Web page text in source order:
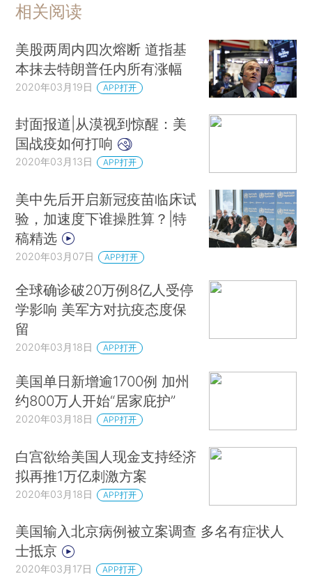
相关阅读
美股两周内四次熔断 道指基
本抹去特朗普任内所有涨幅
2020年03月19日 APP打开
封面报道|从漠视到惊醒：美
国战疫如何打响
2020年03月13日 APP打开
美中先后开启新冠疫苗临床试
验，加速度下谁操胜算？|特
稿精选
2020年03月07日 APP打开
全球确诊破20万例8亿人受停
学影响 美军方对抗疫态度保
留
2020年03月18日 APP打开
美国单日新增逾1700例 加州
约800万人开始“居家庇护”
2020年03月18日 APP打开
白宫欲给美国人现金支持经济
拟再推1万亿刺激方案
2020年03月18日 APP打开
美国输入北京病例被立案调查 多名有症状人
士抵京
2020年03月17日 APP打开